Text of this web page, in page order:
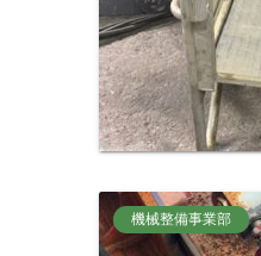
機械整備事業部